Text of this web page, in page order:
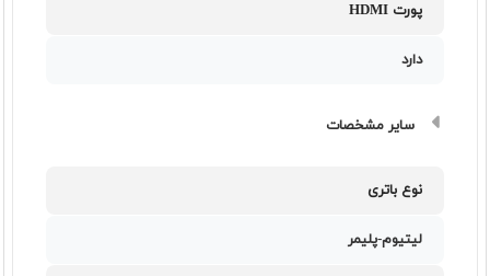
پورت HDMI
دارد
سایر مشخصات
نوع باتری
لیتیوم-پلیمر